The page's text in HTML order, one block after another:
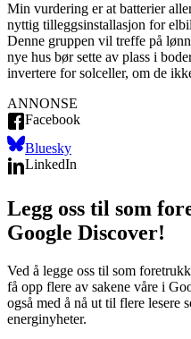
Min vurdering er at batterier
nyttig tilleggsinstallasjon for
Denne gruppen vil treffe på
nye hus bør sette av plass i
invertere for solceller, om de
ANNONSE
Facebook
Bluesky
LinkedIn
Legg oss til som
Google Discover!
Ved å legge oss til som
få opp flere av sakene våre i
også med å nå ut til flere lesere
energinyheter.